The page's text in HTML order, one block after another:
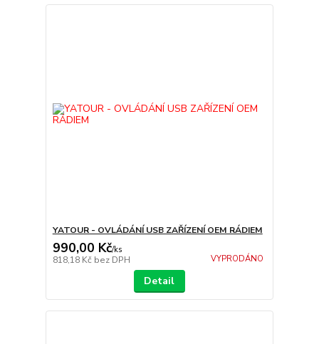
YATOUR - OVLÁDÁNÍ USB ZAŘÍZENÍ OEM RÁDIEM
990,00 Kč/ks
818,18 Kč bez DPH VYPRODÁNO
Detail